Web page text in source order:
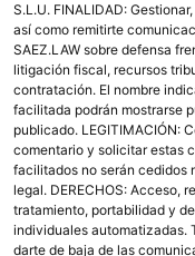
S.L.U. FINALIDAD:
así como remitirte
SAEZ.LAW sobre defensa
litigación fiscal, recursos
contratación. El nombre
facilitada podrán mostrarse
publicado. LEGITIMACIÓN:
comentario y solicitar estas
facilitados no serán cedidos
legal. DERECHOS: Acceso,
tratamiento, portabilidad y
individuales automatizadas.
darte de baja de las